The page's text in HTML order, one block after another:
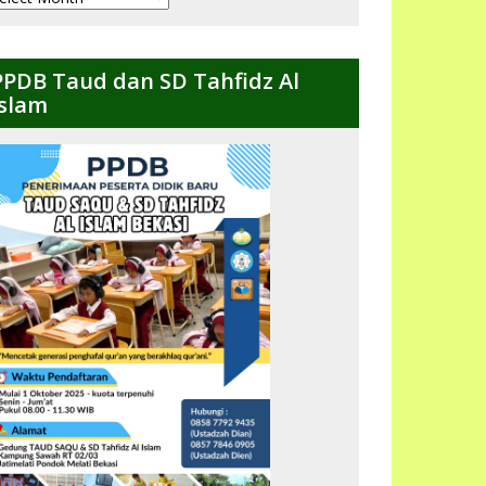
Taud dan SD Tahfidz Al